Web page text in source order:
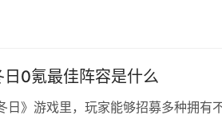
日0氪最佳阵容是什么
日》游戏里，玩家能够招募多种拥有